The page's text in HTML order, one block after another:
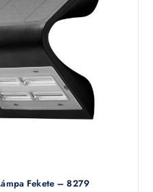
Fekete – 8279